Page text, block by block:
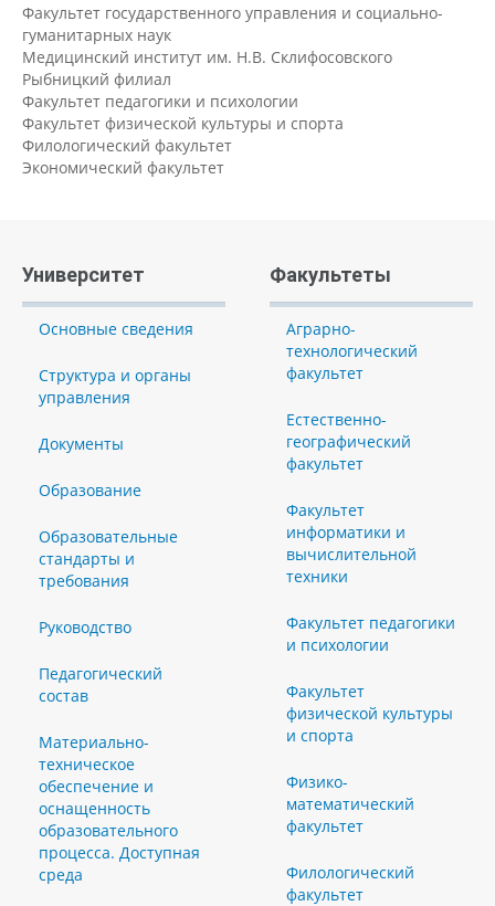
Факультет государственного управления и социально-
гуманитарных наук
Медицинский институт им. Н.В. Склифосовского
Рыбницкий филиал
Факультет педагогики и психологии
Факультет физической культуры и спорта
Филологический факультет
Экономический факультет
Университет
Основные сведения
Структура и органы
управления
Документы
Образование
Образовательные
стандарты и
требования
Руководство
Педагогический
состав
Материально-
техническое
обеспечение и
оснащенность
образовательного
процесса. Доступная
среда
Факультеты
Аграрно-
технологический
факультет
Естественно-
географический
факультет
Факультет
информатики и
вычислительной
техники
Факультет педагогики
и психологии
Факультет
физической культуры
и спорта
Физико-
математический
факультет
Филологический
факультет